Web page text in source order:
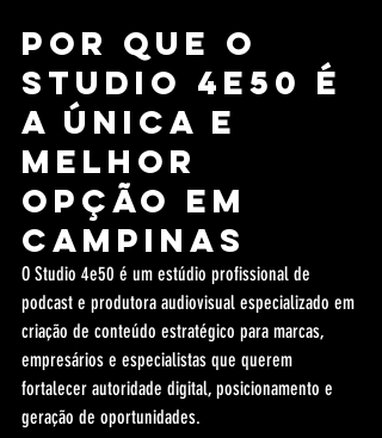
Por que o
Studio 4e50 é
a ÚNICA e
MELHOR
opção em
Campinas
O Studio 4e50 é um estúdio profissional de
podcast e produtora audiovisual especializado em
criação de conteúdo estratégico para marcas,
empresários e especialistas que querem
fortalecer autoridade digital, posicionamento e
geração de oportunidades.